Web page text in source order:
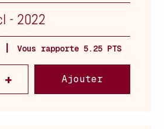
- 2022
| Vous rapporte 5.25 PTS
Ajouter